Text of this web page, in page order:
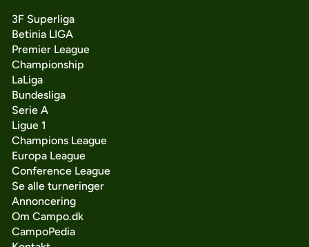
3F Superliga
Betinia LIGA
Premier League
Championship
LaLiga
Bundesliga
Serie A
Ligue 1
Champions League
Europa League
Conference League
Se alle turneringer
Annoncering
Om Campo.dk
CampoPedia